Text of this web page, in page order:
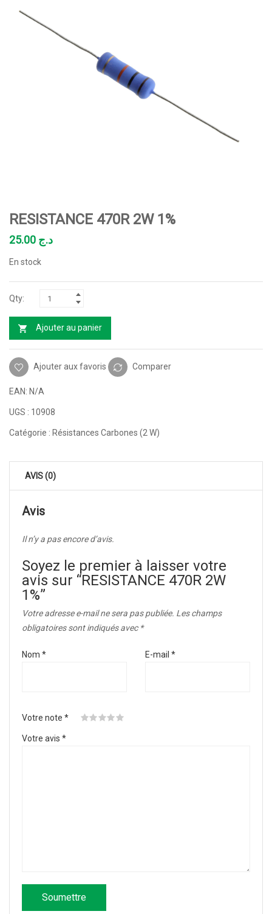
RESISTANCE 470R 2W 1%
د.ج
En stock
Ajouter au panier
Ajouter aux favoris Comparer
EAN: N/A
UGS : 10908
Catégorie : Résistances Carbones (2 W)
AVIS (0)
Avis
Il n’y a pas encore d’avis.
Soyez le premier à laisser votre
avis sur “RESISTANCE 470R 2W
1%”
Votre adresse e-mail ne sera pas publiée. Les champs
obligatoires sont indiqués avec *
Nom * E-mail *
Votre note *
Votre avis *